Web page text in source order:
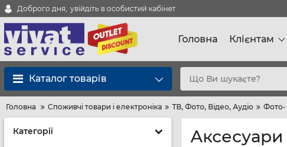
Доброго дня, увійдіть в особистий кабінет
Головна Клієнтам
Каталог товарів
Головна Споживчі товари і електроніка ТВ, Фото, Відео, Аудіо Фото-
Категорії